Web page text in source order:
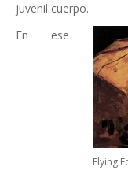
juvenil cuerpo.
Flying
En ese